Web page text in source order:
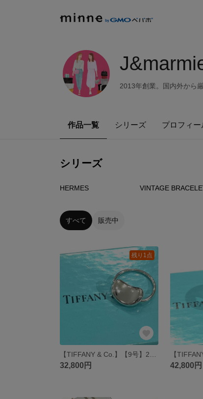
2013年創業。国内外から
作品一覧 シリーズ プロフィー
シリーズ
HERMES
すべて 販売中
残り1点
32,800円 42,800円